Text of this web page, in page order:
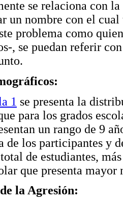
se relaciona con
un nombre con el cual
problema como
, se puedan referir
1 se presenta la
para los grados
un rango de 9
de los participantes y
de estudiantes,
que presenta mayor
la Agresión: